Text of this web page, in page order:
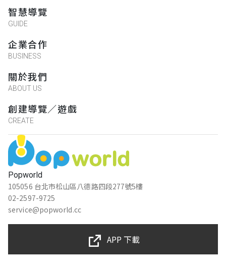
Popworld
105056 台北市松山區八德路四段277號5樓
02-2597-9725
service@popworld.cc
智慧導覽
GUIDE
企業合作
BUSINESS
關於我們
ABOUT US
創建導覽／遊戲
CREATE
APP 下載